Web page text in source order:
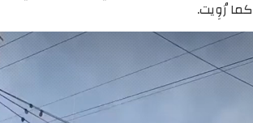
كما رُوِيت.